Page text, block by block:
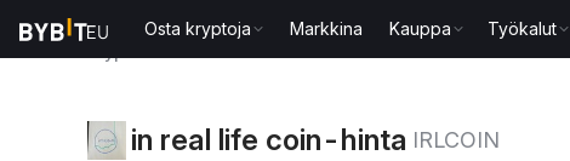
Osta kryptoja Markkina Kauppa Työkalut
in real life coin-hinta IRLCOIN